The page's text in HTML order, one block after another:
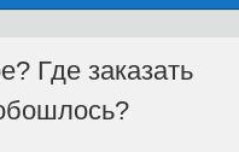
Где заказать